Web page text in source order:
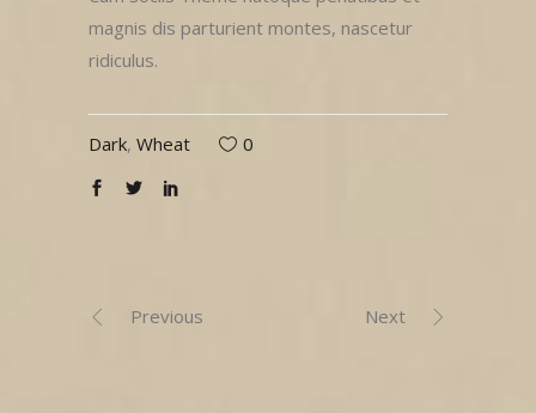
magnis dis parturient montes, nascetur
ridiculus.
Dark, Wheat 0
Previous Next